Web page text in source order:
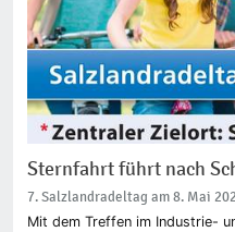
Sternfahrt führt nach
7. Salzlandradeltag am 8. Mai
Mit dem Treffen im Industrie-